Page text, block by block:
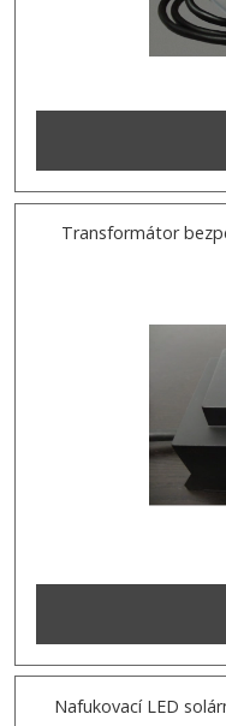
Transformátor
Nafukovací LED